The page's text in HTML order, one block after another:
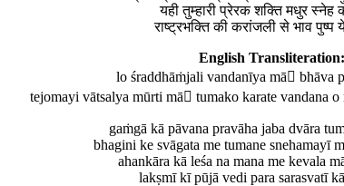
यही तुम्हारी प्रेरक शक्ति मधुर स्नेह
राष्ट्रभक्ति की करांजली से भाव पुष्प
English Transliteration:
lo śraddhāṁjali vandanīya mā bhāva
tejomayi vātsalya mūrti mā tumako karate vandana o
gaṁgā kā pāvana pravāha jaba dvāra
bhagini ke svāgata me tumane snehamayī
ahankāra kā leśa na mana me kevala
lakṣmī kī pūjā vedi para sarasvatī